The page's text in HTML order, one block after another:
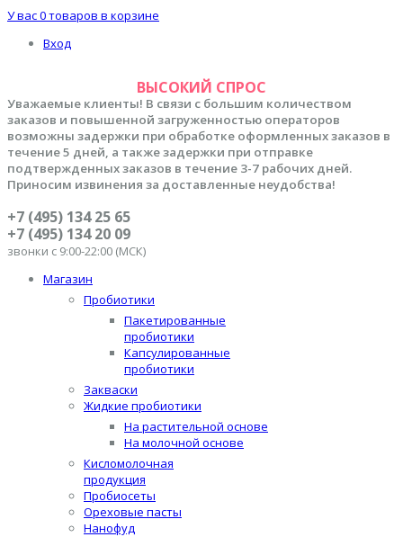
У вас0 товаров в корзине
Вход
ВЫСОКИЙ СПРОС
Уважаемые клиенты! В связи с большим количеством
заказов и повышенной загруженностью операторов
возможны задержки при обработке оформленных заказов в
течение 5 дней, а также задержки при отправке
подтвержденных заказов в течение 3-7 рабочих дней.
Приносим извинения за доставленные неудобства!
+7 (495) 134 25 65
+7 (495) 134 20 09
звонки с 9:00-22:00 (МСК)
Магазин
Пробиотики
Пакетированные
пробиотики
Капсулированные
пробиотики
Закваски
Жидкие пробиотики
На растительной основе
На молочной основе
Кисломолочная
продукция
Пробиосеты
Ореховые пасты
Нанофуд